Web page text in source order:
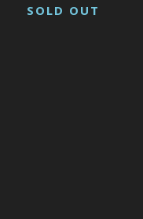
SOLD OUT